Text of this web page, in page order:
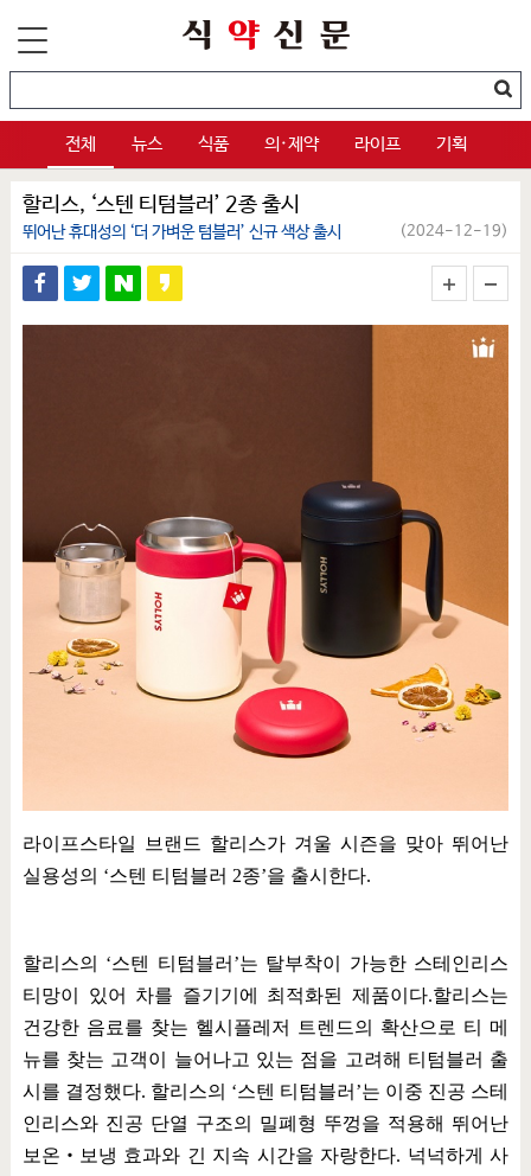
전체 뉴스 식품 의·제약 라이프 기획
할리스, ‘스텐 티텀블러’ 2종 출시
뛰어난 휴대성의 ‘더 가벼운 텀블러’ 신규 색상 출시 (2024-12-19)
라이프스타일 브랜드 할리스가 겨울 시즌을 맞아 뛰어난
실용성의 ‘스텐 티텀블러 2종’을 출시한다.
할리스의 ‘스텐 티텀블러 ’는 탈부착이 가능한 스테인리스
티망이 있어 차를 즐기기에 최적화된 제품이다.할리스는
건강한 음료를 찾는 헬시플레저 트렌드의 확산으로 티 메
뉴를 찾는 고객이 늘어나고 있는 점을 고려해 티텀블러 출
시를 결정했다. 할리스의 ‘스텐 티텀블러 ’는 이중 진공 스테
인리스와 진공 단열 구조의 밀폐형 뚜껑을 적용해 뛰어난
보온 ‧ 보냉 효과와 긴 지속 시간을 자랑한다. 넉넉하게 사